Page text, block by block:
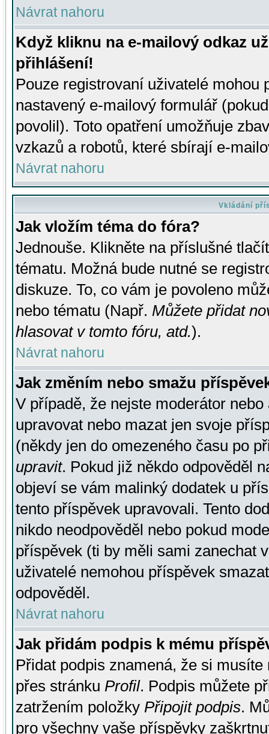
Návrat nahoru
Když kliknu na e-mailový odkaz
přihlášení!
Pouze registrovaní uživatelé mohou
nastavený e-mailový formulář
povolil). Toto opatření umožňuje
vzkazů a robotů, které sbírají e-
Návrat nahoru
Vkládání
Jak vložím téma do fóra?
Jednouše. Klikněte na příslušné
tématu. Možná bude nutné se
diskuze. To, co vám je povoleno
nebo tématu (Např. Můžete přidat
hlasovat v tomto fóru, atd.).
Návrat nahoru
Jak změním nebo smažu
V případě, že nejste moderátor
upravovat nebo mazat jen svoje
(někdy jen do omezeného času po
upravit. Pokud již někdo odpověděl
objeví se vám malinký dodatek u
tento příspěvek upravovali. Tento
nikdo neodpověděl nebo pokud
příspěvek (ti by měli sami zanechat
uživatelé nemohou příspěvek
odpověděl.
Návrat nahoru
Jak přidám podpis k mému
Přidat podpis znamená, že si
přes stránku Profil. Podpis můžete
zatržením položky Připojit podpis.
pro všechny vaše příspěvky